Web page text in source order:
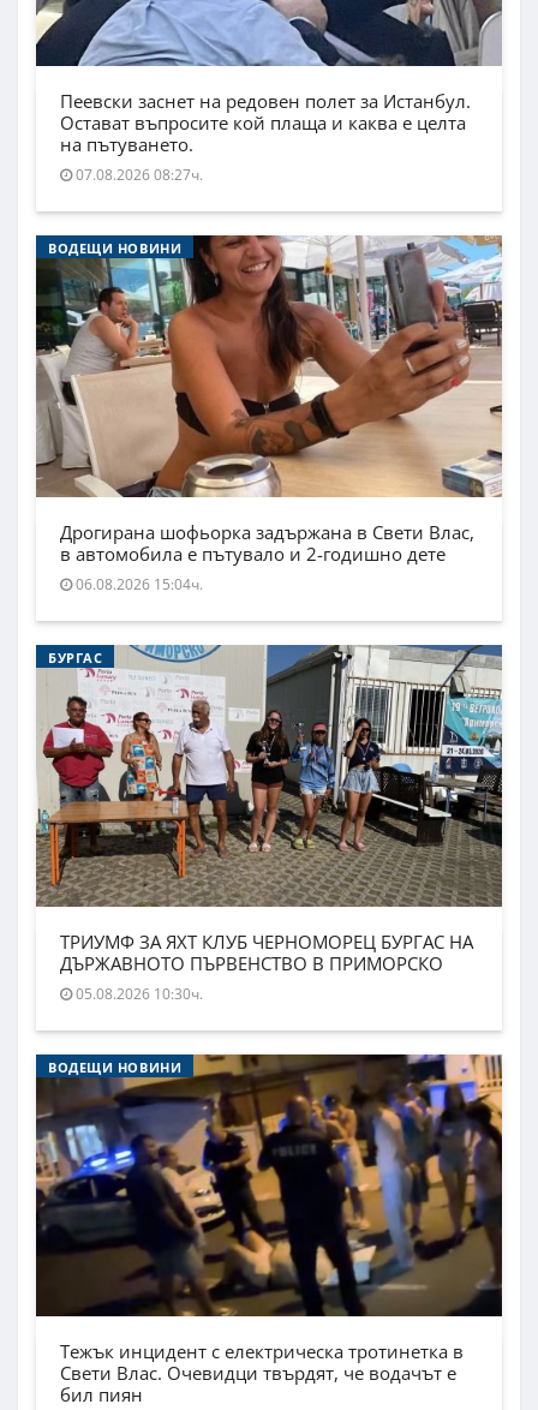
Пеевски заснет на редовен полет за Истанбул.
Остават въпросите кой плаща и каква е целта
на пътуването.
07.08.2026 08:27ч.
ВОДЕЩИ НОВИНИ
Дрогирана шофьорка задържана в Свети Влас,
в автомобила е пътувало и 2-годишно дете
06.08.2026 15:04ч.
БУРГАС
ТРИУМФ ЗА ЯХТ КЛУБ ЧЕРНОМОРЕЦ БУРГАС НА
ДЪРЖАВНОТО ПЪРВЕНСТВО В ПРИМОРСКО
05.08.2026 10:30ч.
ВОДЕЩИ НОВИНИ
Тежък инцидент с електрическа тротинетка в
Свети Влас. Очевидци твърдят, че водачът е
бил пиян